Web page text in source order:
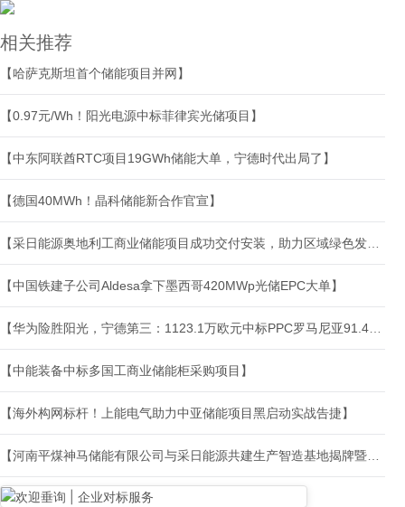
相关推荐
【哈萨克斯坦首个储能项目并网】
【0.97元/Wh！阳光电源中标菲律宾光储项目】
【中东阿联酋RTC项目19GWh储能大单，宁德时代出局了】
【德国40MWh！晶科储能新合作官宣】
【采日能源奥地利工商业储能项目成功交付安装，助力区域绿色发展】
【中国铁建子公司Aldesa拿下墨西哥420MWp光储EPC大单】
【华为险胜阳光，宁德第三：1123.1万欧元中标PPC罗马尼亚91.44MWh风储储能系统】
【中能装备中标多国工商业储能柜采购项目】
【海外构网标杆！上能电气助力中亚储能项目黑启动实战告捷】
【河南平煤神马储能有限公司与采日能源共建生产智造基地揭牌暨GW级海外项目签约仪式成功举行】